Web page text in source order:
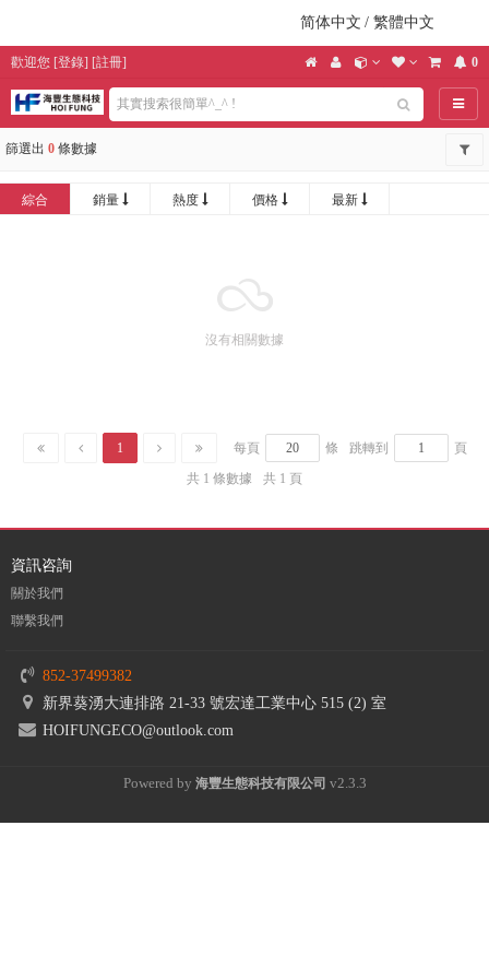
简体中文 / 繁體中文
歡迎您 [登錄] [註冊] 0
導航
篩選出 0 條數據
綜合 銷量 熱度 價格 最新
沒有相關數據
1 每頁 條 跳轉到
頁
共 1 條數據
共 1 頁
資訊咨詢
關於我們
聯繫我們
852-37499382
新界葵湧大連排路 21-33 號宏達工業中心 515 (2) 室
HOIFUNGECO@outlook.com
Powered by 海豐生態科技有限公司 v2.3.3